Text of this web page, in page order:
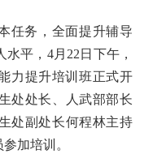
任务，全面提升辅导
平，4月22日下午，
力提升培训班正式开
处处长、人武部部长
处副处长何程林主持
加培训。